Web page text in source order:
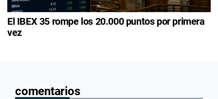
El IBEX 35 rompe los 20.000 puntos por primera
vez
comentarios